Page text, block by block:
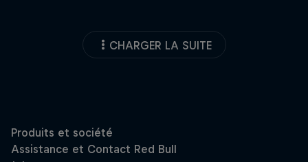
CHARGER LA SUITE